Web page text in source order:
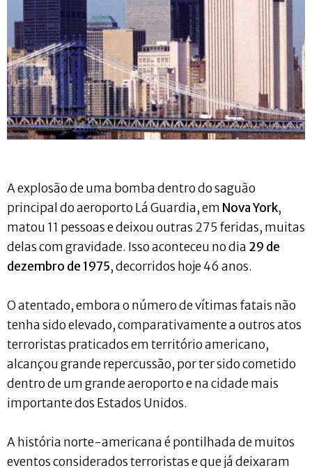
A explosão de uma bomba dentro do saguão
principal do aeroporto Lá Guardia, em Nova York,
matou 11 pessoas e deixou outras 275 feridas, muitas
delas com gravidade. Isso aconteceu no dia 29 de
dezembro de 1975, decorridos hoje 46 anos.
O atentado, embora o número de vítimas fatais não
tenha sido elevado, comparativamente a outros atos
terroristas praticados em território americano,
alcançou grande repercussão, por ter sido cometido
dentro de um grande aeroporto e na cidade mais
importante dos Estados Unidos.
A história norte-americana é pontilhada de muitos
eventos considerados terroristas e que já deixaram